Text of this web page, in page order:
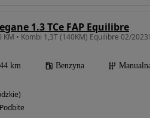
1.3 TCe FAP Equilibre
KM • Kombi 1,3T (140KM) Equilibre 02/
km Benzyna